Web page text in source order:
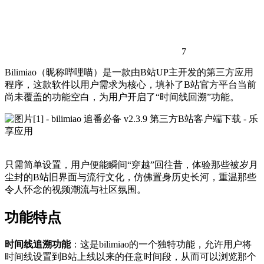
7
Bilimiao（昵称哔哩喵）是一款由B站UP主开发的第三方应用
程序，这款软件以用户需求为核心，填补了B站官方平台当前
尚未覆盖的功能空白，为用户开启了“时间线回溯”功能。
只需简单设置，用户便能瞬间“穿越”回往昔，体验那些被岁月
尘封的B站旧界面与流行文化，仿佛置身历史长河，重温那些
令人怀念的视频潮流与社区氛围。
功能特点
时间线追溯功能：这是bilimiao的一个独特功能，允许用户将
时间线设置到B站上线以来的任意时间段，从而可以浏览那个